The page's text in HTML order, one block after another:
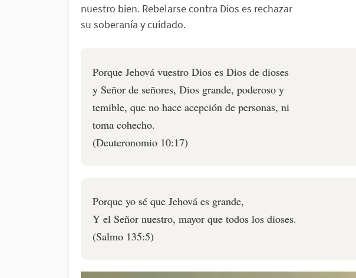
nuestro bien. Rebelarse contra Dios es rechazar
su soberanía y cuidado.
Porque Jehová vuestro Dios es Dios de dioses
y Señor de señores, Dios grande, poderoso y
temible, que no hace acepción de personas, ni
toma cohecho.
(Deuteronomio 10:17)
Porque yo sé que Jehová es grande,
Y el Señor nuestro, mayor que todos los dioses.
(Salmo 135:5)